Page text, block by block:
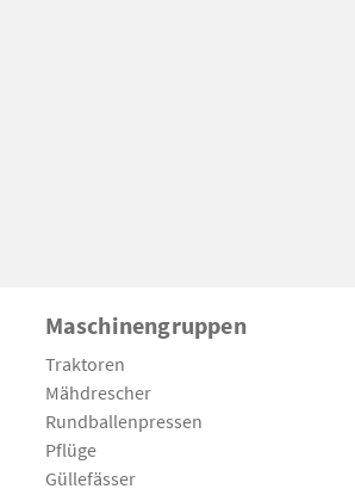
Maschinengruppen
Traktoren
Mähdrescher
Rundballenpressen
Pflüge
Güllefässer